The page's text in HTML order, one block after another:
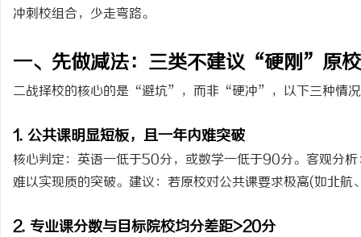
冲刺校组合，少走弯路。
一、先做减法：三类不建议“硬刚”原
二战择校的核心的是“避坑”，而非“硬冲”，以下三种情况
1. 公共课明显短板，且一年内难突破
核心判定：英语一低于50分，或数学一低于90分。客观分
难以实现质的突破。建议：若原校对公共课要求极高(如北
2. 专业课分数与目标院校均分差距>20分